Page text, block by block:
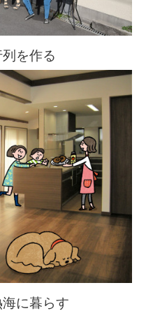
を作る
に暮らす